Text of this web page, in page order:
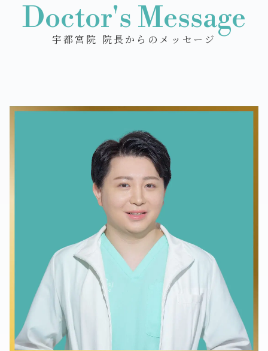
Doctor's Message
宇都宮院 院長からのメッセージ